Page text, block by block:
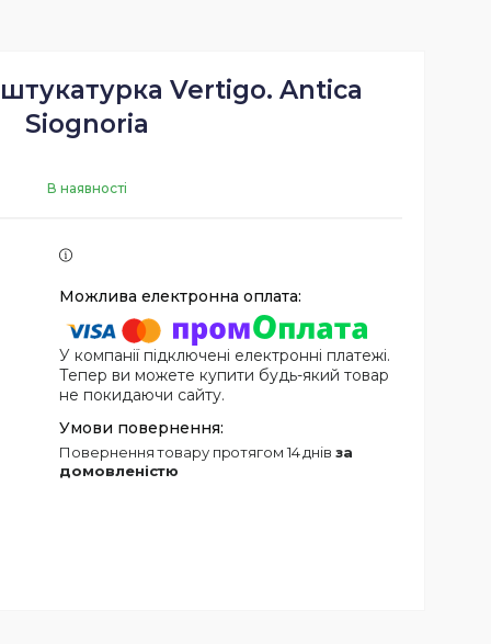
Vertigo. Antica
Siognoria
В наявності
У компанії підключені електронні платежі.
Тепер ви можете купити будь-який товар
не покидаючи сайту.
повернення товару протягом 14 днів за
домовленістю